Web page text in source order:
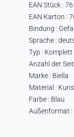
EAN Stück :
EAN Karton :
Bindung :
Sprache :
Typ : Komplett
Anzahl der
Marke : Biella
Material :
Farbe : Blau
Außenformat :